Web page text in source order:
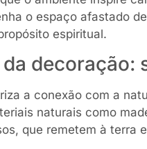
o espaço afastado
espiritual.
da decoração:
a conexão com a
naturais como
que remetem à terra